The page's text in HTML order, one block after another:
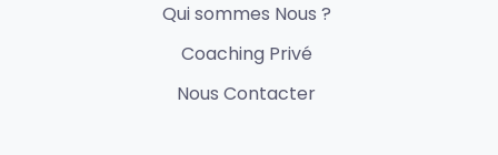
Qui sommes Nous ?
Coaching Privé
Nous Contacter